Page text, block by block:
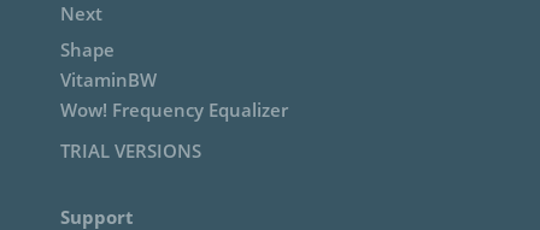
Next
Shape
VitaminBW
Wow! Frequency Equalizer
TRIAL VERSIONS
Support